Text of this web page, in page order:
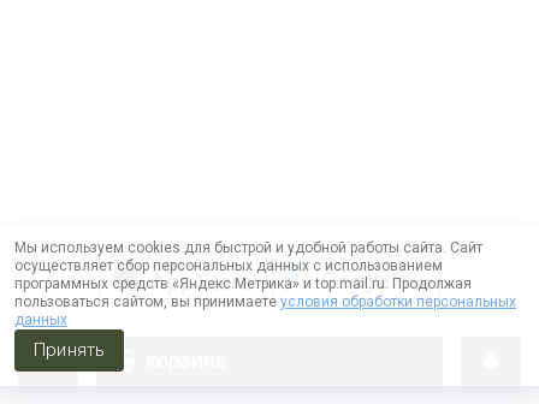
Мы используем cookies для быстрой и удобной работы сайта. Сайт
осуществляет сбор персональных данных с использованием
программных средств «Яндекс.Метрика» и top.mail.ru. Продолжая
пользоваться сайтом, вы принимаете условия обработки персональных
данных
Принять